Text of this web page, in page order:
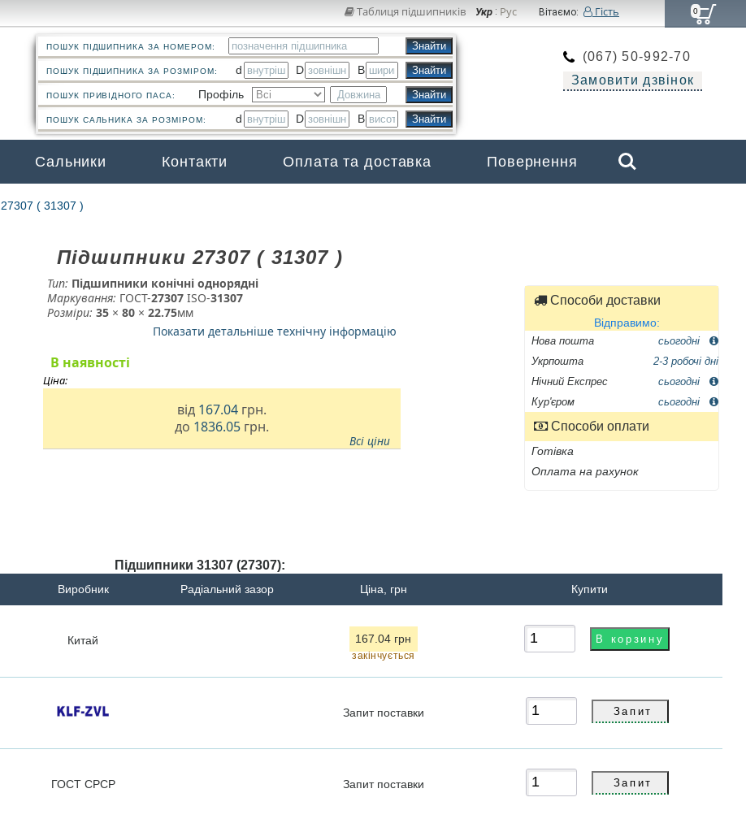
Таблиця підшипників Укр: Рус Вітаємо: Гість
(067) 50-992-70
Замовити дзвінок
ПОШУК ПІДШИПНИКА ЗА НОМЕРОМ:
ПОШУК ПІДШИПНИКА ЗА РОЗМІРОМ: d D B
ПОШУК ПРИВІДНОГО ПАСА: Профіль
ПОШУК САЛЬНИКА ЗА РОЗМІРОМ: d D B
Сальники Контакти Оплата та доставка Повернення
Search
0
27307 ( 31307 )
Підшипники 27307 ( 31307 )
Тип: Підшипники конічні однорядні
Маркування: ГОСТ-27307­ ISO-31307
Розміри: 35× 80× 22.75мм
Показати детальніше технічну інформацію
В наявності
Ціна:
від 167.04 грн.
до 1836.05 грн.
Всі ціни
Способи доставки
Відправимо:
Нова пошта
сьогодні
Укрпошта
2-3 робочі дні
Нічний Експрес
сьогодні
Кур'єром
сьогодні
Способи оплати
Готівка
Оплата на рахунок
Підшипники 31307 (27307):
Виробник Радіальний зазор Ціна, грн Купити
Китай 167.04 грн
закінчується
Запит поставки
ГОСТ СРСР Запит поставки